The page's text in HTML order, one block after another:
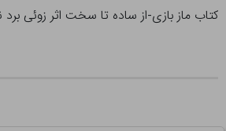
کتاب ماز بازی-از ساده تا سخت اثر زوئی برد